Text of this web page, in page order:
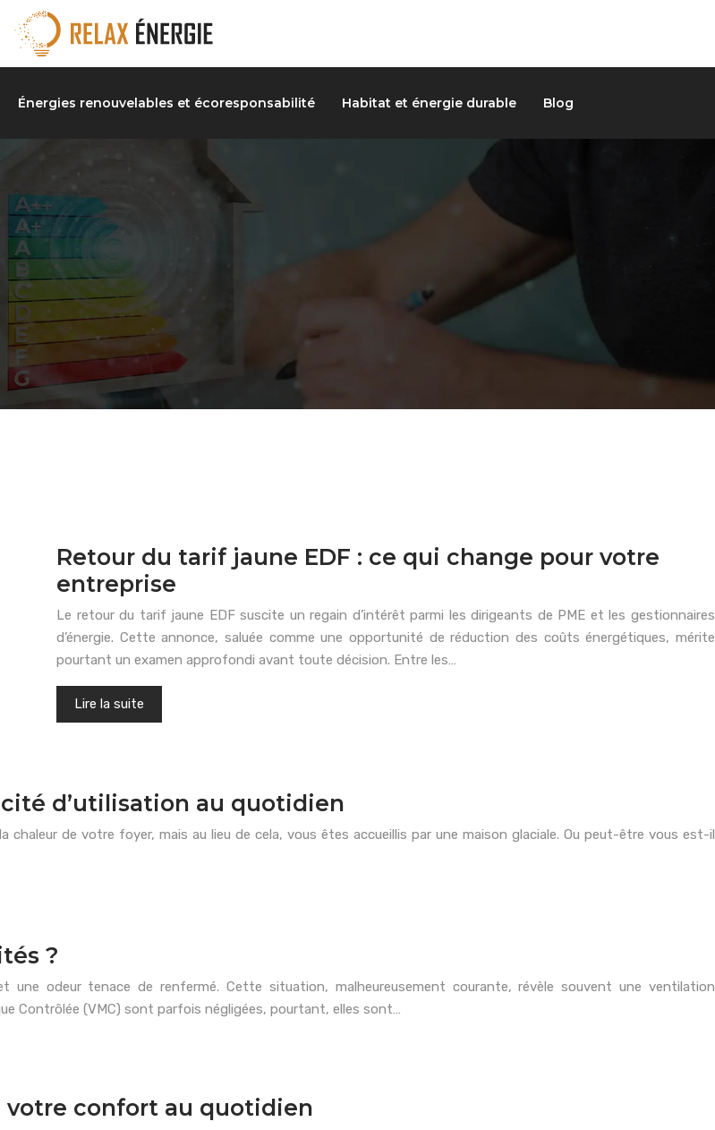
Énergies renouvelables et écoresponsabilité Habitat et énergie durable Blog
Retour du tarif jaune EDF : ce qui change pour votre
entreprise
Le retour du tarif jaune EDF suscite un regain d’intérêt parmi les dirigeants de PME et les gestionnaires
d’énergie. Cette annonce, saluée comme une opportunité de réduction des coûts énergétiques, mérite
pourtant un examen approfondi avant toute décision. Entre les…
Lire la suite
d’utilisation au quotidien
de votre foyer, mais au lieu de cela, vous êtes accueillis par une maison glaciale. Ou peut-être vous est-il
?
une odeur tenace de renfermé. Cette situation, malheureusement courante, révèle souvent une ventilation
Contrôlée (VMC) sont parfois négligées, pourtant, elles sont…
votre confort au quotidien